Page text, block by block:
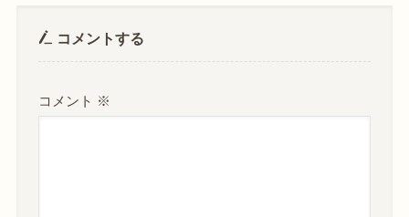
コメントする
コメント ※